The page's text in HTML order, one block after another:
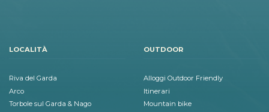
LOCALITÀ
Riva del Garda
Arco
Torbole sul Garda & Nago
OUTDOOR
Alloggi Outdoor Friendly
Itinerari
Mountain bike